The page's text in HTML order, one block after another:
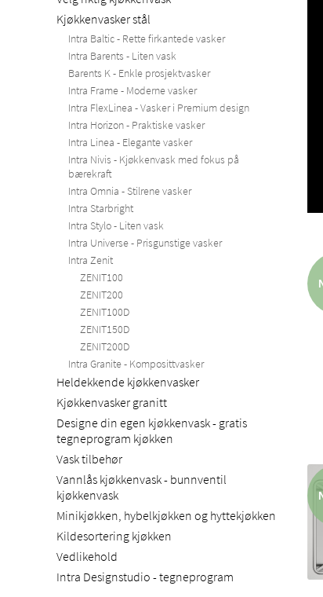
Kjøkkenvasker stål
Intra Baltic - Rette firkantede vasker
Intra Barents - Liten vask
Barents K - Enkle prosjektvasker
Intra Frame - Moderne vasker
Intra FlexLinea - Vasker i Premium design
Intra Horizon - Praktiske vasker
Intra Linea - Elegante vasker
Intra Nivis - Kjøkkenvask med fokus på
bærekraft
Intra Omnia - Stilrene vasker
Intra Starbright
Intra Stylo - Liten vask
Intra Universe - Prisgunstige vasker
Intra Zenit
ZENIT100
ZENIT200
ZENIT100D
ZENIT150D
ZENIT200D
Intra Granite - Komposittvasker
Heldekkende kjøkkenvasker
Kjøkkenvasker granitt
Designe din egen kjøkkenvask - gratis
tegneprogram kjøkken
Vask tilbehør
Vannlås kjøkkenvask - bunnventil
kjøkkenvask
Minikjøkken, hybelkjøkken og hyttekjøkken
Kildesortering kjøkken
Vedlikehold
Intra Designstudio - tegneprogram